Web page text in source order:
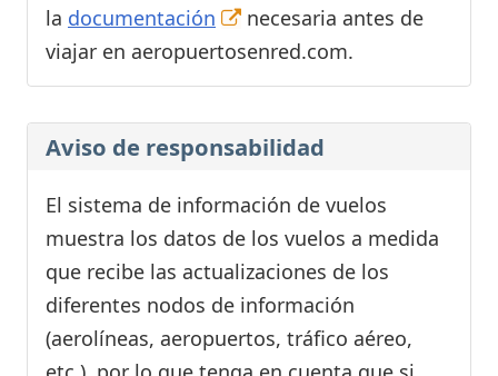
la documentación
necesaria antes de
viajar en aeropuertosenred.com.
Aviso de responsabilidad
El sistema de información de vuelos
muestra los datos de los vuelos a medida
que recibe las actualizaciones de los
diferentes nodos de información
(aerolíneas, aeropuertos, tráfico aéreo,